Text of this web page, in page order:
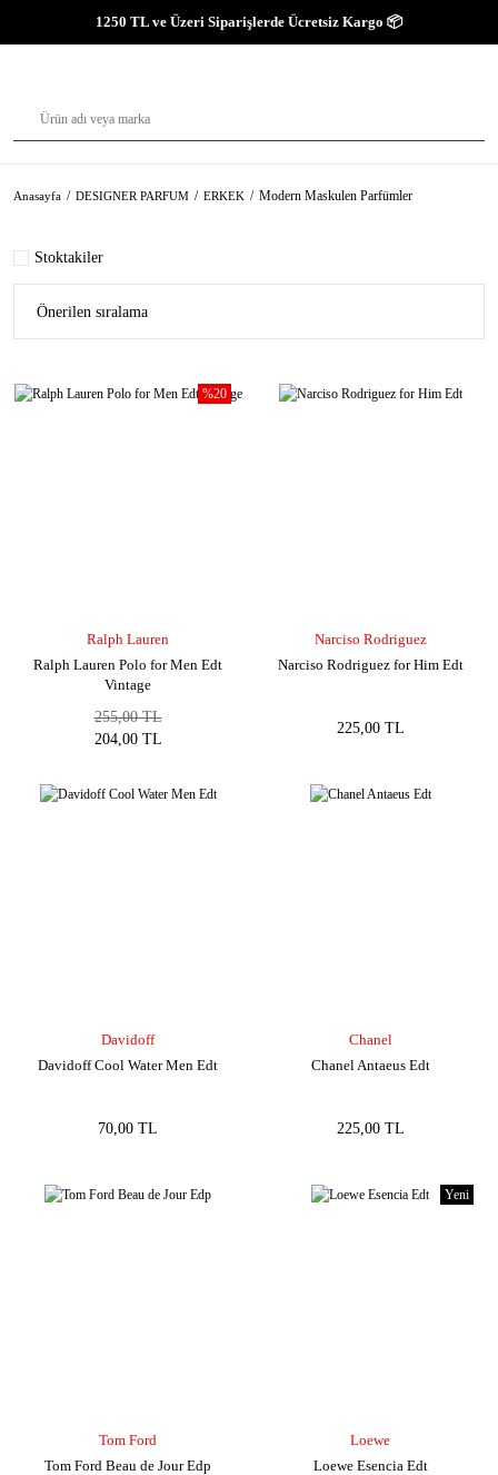
1250 TL ve Üzeri Siparişlerde Ücretsiz Kargo 📦
Anasayfa DESIGNER PARFUM ERKEK Modern Maskulen Parfümler
Stoktakiler
%20
Ralph Lauren
Ralph Lauren Polo for Men Edt
Vintage
255,00 TL
204,00 TL
Narciso Rodriguez
Narciso Rodriguez for Him Edt
225,00 TL
Davidoff
Davidoff Cool Water Men Edt
70,00 TL
Chanel
Chanel Antaeus Edt
225,00 TL
Tom Ford
Tom Ford Beau de Jour Edp
Yeni
Loewe
Loewe Esencia Edt